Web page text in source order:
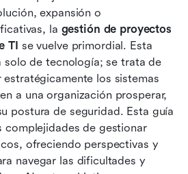
expansión o
la gestión de proyectos
TI se vuelve primordial. Esta
solo de tecnología; se trata de
los sistemas
a una organización prosperar,
postura de seguridad. Esta guía
complejidades de gestionar
ofreciendo perspectivas y
navegar las dificultades y
TI
en la gestión de proyectos
de TI
de infraestructura de TI
y maneras de superarlos
gestión de proyectos de